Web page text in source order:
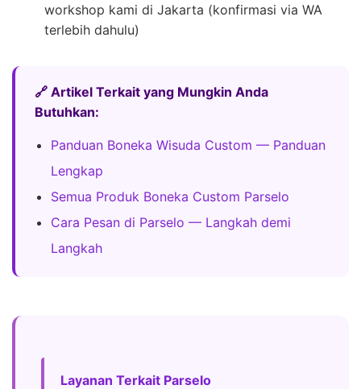
workshop kami di Jakarta (konfirmasi via WA
terlebih dahulu)
🔗 Artikel Terkait yang Mungkin Anda
Butuhkan:
Panduan Boneka Wisuda Custom — Panduan
Lengkap
Semua Produk Boneka Custom Parselo
Cara Pesan di Parselo — Langkah demi
Langkah
Layanan Terkait Parselo